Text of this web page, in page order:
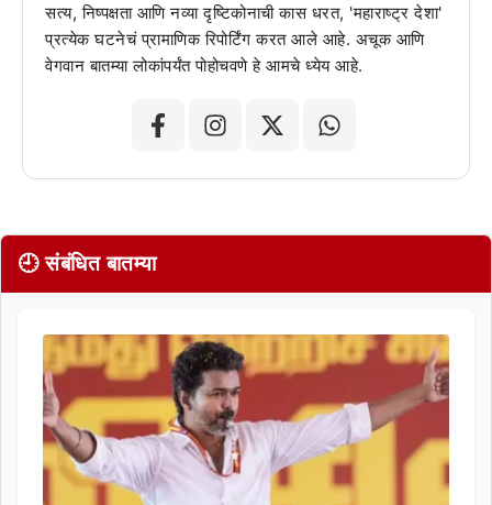
सत्य, निष्पक्षता आणि नव्या दृष्टिकोनाची कास धरत, 'महाराष्ट्र देशा'
प्रत्येक घटनेचं प्रामाणिक रिपोर्टिंग करत आले आहे. अचूक आणि
वेगवान बातम्या लोकांपर्यंत पोहोचवणे हे आमचे ध्येय आहे.
🕘 संबंधित बातम्या